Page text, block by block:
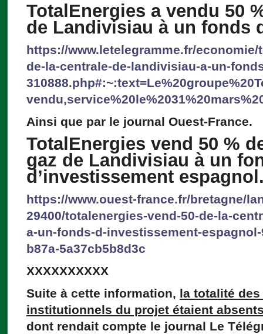
TotalEnergies a vendu 50
de Landivisiau à un fonds
https://www.letelegramme.fr/
de-la-centrale-de-landivisiau-a-un-
Ainsi que par le journal Ouest-France.
TotalEnergies vend 50 %
gaz de Landivisiau à un
d’investissement
https://www.ouest-france.fr/bretagne/
29400/totalenergies-vend-50-de-la-
a-un-fonds-d-investissement-espagnol-
b87a-5a37cb5b8d3c
XXXXXXXXXX
Suite à cette information, la totalité
institutionnels du projet étaient
dont rendait compte le journal Le